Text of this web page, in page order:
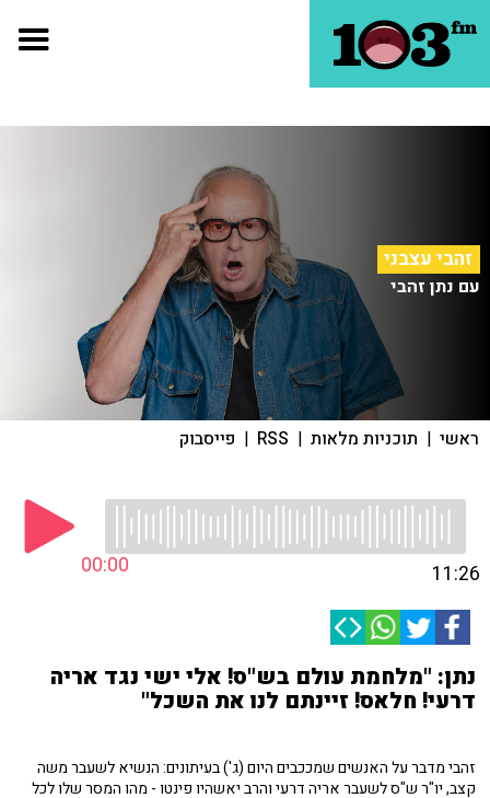
זהבי עצבני
עם נתן זהבי
ראשי | תוכניות מלאות |
RSS
| פייסבוק
00:00 11:26
נתן: "מלחמת עולם בש"ס! אלי ישי נגד אריה
דרעי! חלאס! זיינתם לנו את השכל"
זהבי מדבר על האנשים שמככבים היום (ג') בעיתונים: הנשיא לשעבר משה
קצב, יו"ר ש"ס לשעבר אריה דרעי והרב יאשהיו פינטו - מהו המסר שלו לכל